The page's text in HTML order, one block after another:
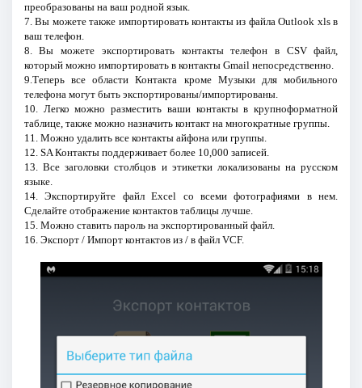
преобразованы на ваш родной язык.
7. Вы можете также импортировать контакты из файла Outlook xls в
ваш телефон.
8. Вы можете экспортировать контакты телефон в CSV файл,
который можно импортировать в контакты Gmail непосредственно.
9.Теперь все области Контакта кроме Музыки для мобильного
телефона могут быть экспортированы/импортированы.
10. Легко можно разместить ваши контакты в крупноформатной
таблице, также можно назначить контакт на многократные группы.
11. Можно удалить все контакты айфона или группы.
12. SA Контакты поддерживает более 10,000 записей.
13. Все заголовки столбцов и этикетки локализованы на русском
языке.
14. Экспортируйте файл Excel со всеми фотографиями в нем.
Сделайте отображение контактов таблицы лучше.
15. Можно ставить пароль на экспортированный файл.
16. Экспорт / Импорт контактов из / в файл VCF.